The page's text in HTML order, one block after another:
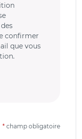
confirmer
que vous
* champ obligatoire